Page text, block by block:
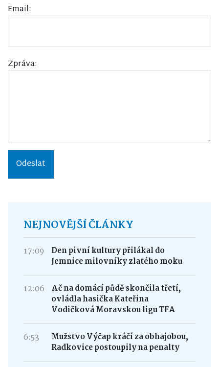
Email:
Zpráva:
Odeslat
NEJNOVĚJŠÍ ČLÁNKY
17:09
Den pivní kultury přilákal do
Jemnice milovníky zlatého moku
12:06
Ač na domácí půdě skončila třetí,
ovládla hasička Kateřina
Vodičková Moravskou ligu TFA
6:53
Mužstvo Výčap kráčí za obhajobou,
Radkovice postoupily na penalty